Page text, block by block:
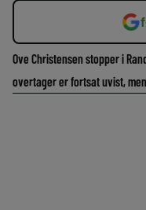
Ove Christensen stopper i
overtager er fortsat uvist,